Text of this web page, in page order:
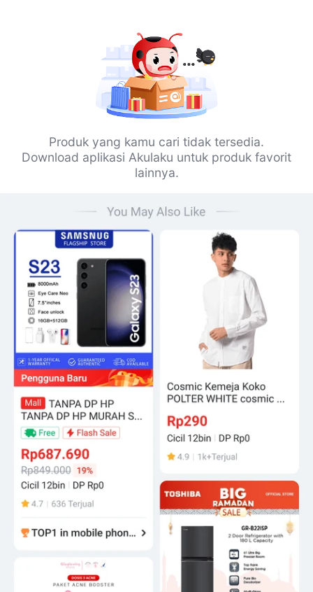
Produk yang kamu cari tidak tersedia.
Download aplikasi Akulaku untuk produk favorit
lainnya.